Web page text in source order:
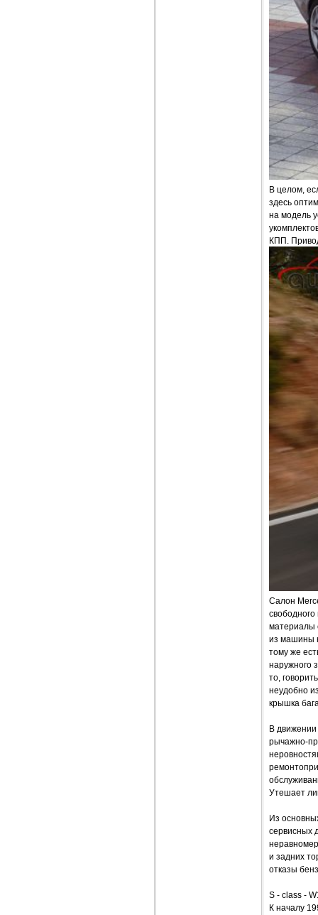
В целом,
здесь
на модель
КПП.
Салон
материалы
из машины
тому же
наружного
то,
неудобно
крышка
В движении
рычажно-
Утешает
Из
сервисных
и задних
отказы
S - class -
К началу